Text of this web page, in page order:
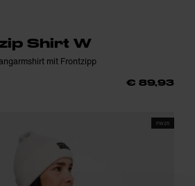
Shirt W
mit Frontzipp
€ 89,93
FW25